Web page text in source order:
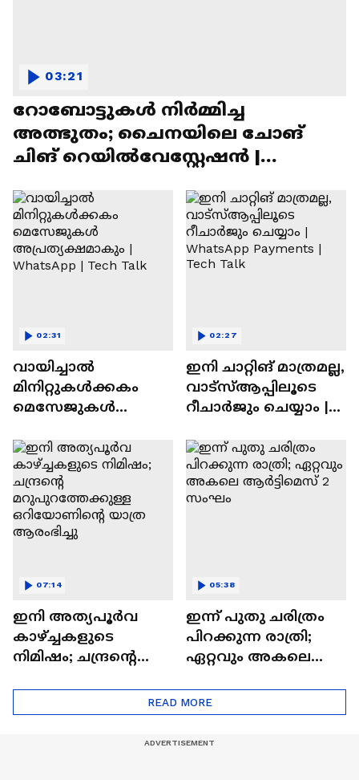
റോബോട്ടുകൾ നിർമ്മിച്ച
അത്ഭുതം; ചൈനയിലെ ചോങ്
ചിങ് റെയിൽവേസ്റ്റേഷൻ |
03:21
വായിച്ചാൽ
മിനിറ്റുകൾക്കകം
മെസേജുകള്‍
WhatsApp | Tech Talk
02:31
ഇനി ചാറ്റിങ് മാത്രമല്ല,
വാട്‌സ്‌ആപ്പിലൂടെ
റീചാർജും ചെയ്യാം |
Tech Talk
02:27
ഇനി അത്യപൂര്‍വ
കാഴ്ച്ചകളുടെ
നിമിഷം; ചന്ദ്രന്റെ
ഒറിയോണിന്റെ യാത്ര
ആരംഭിച്ചു
07:14
ഇന്ന് പുതു ചരിത്രം
പിറക്കുന്ന രാത്രി;
ഏറ്റവും അകലെ
05:38
READ MORE